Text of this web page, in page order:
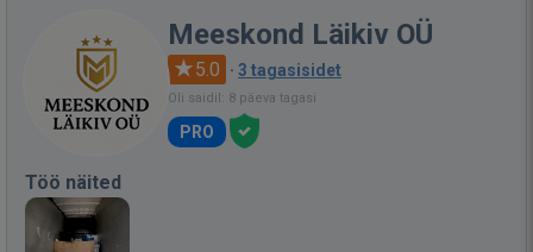
Meeskond Läikiv OÜ
5.0 · 3 tagasisidet
Oli saidil: 8 päeva tagasi
PRO
Töö näited